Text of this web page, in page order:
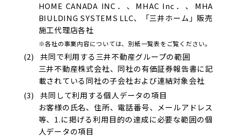
HOME CANADA INC．、MHAC Inc．、MHA
BIULDING SYSTEMS LLC、「三井ホーム」販売
施工代理店各社
※各社の事業内容については、別紙一覧表をご覧ください。
共同で利用する三井不動産グループの範囲
三井不動産株式会社、同社の有価証券報告書に記
載されている同社の子会社および連結対象会社
共同して利用する個人データの項目
お客様の氏名、住所、電話番号、メールアドレス
等、1.に掲げる利用目的の達成に必要な範囲の個
人データの項目